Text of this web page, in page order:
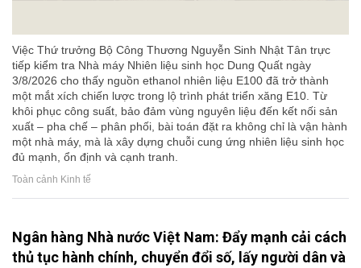
Việc Thứ trưởng Bộ Công Thương Nguyễn Sinh Nhật Tân trực
tiếp kiểm tra Nhà máy Nhiên liệu sinh học Dung Quất ngày
3/8/2026 cho thấy nguồn ethanol nhiên liệu E100 đã trở thành
một mắt xích chiến lược trong lộ trình phát triển xăng E10. Từ
khôi phục công suất, bảo đảm vùng nguyên liệu đến kết nối sản
xuất – pha chế – phân phối, bài toán đặt ra không chỉ là vận hành
một nhà máy, mà là xây dựng chuỗi cung ứng nhiên liệu sinh học
đủ mạnh, ổn định và cạnh tranh.
Toàn cảnh Kinh tế
Ngân hàng Nhà nước Việt Nam: Đẩy mạnh cải cách
thủ tục hành chính, chuyển đổi số, lấy người dân và